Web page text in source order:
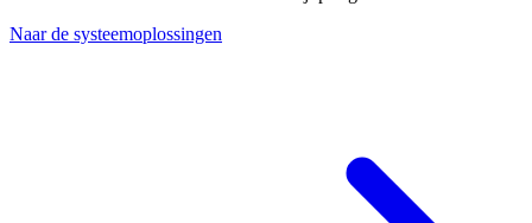
Naar de systeemoplossingen